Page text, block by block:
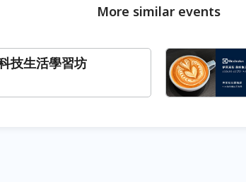
More similar events
技生活學習坊